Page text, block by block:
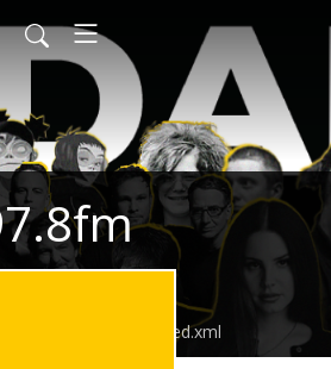
radarpodcasts/feed.xml